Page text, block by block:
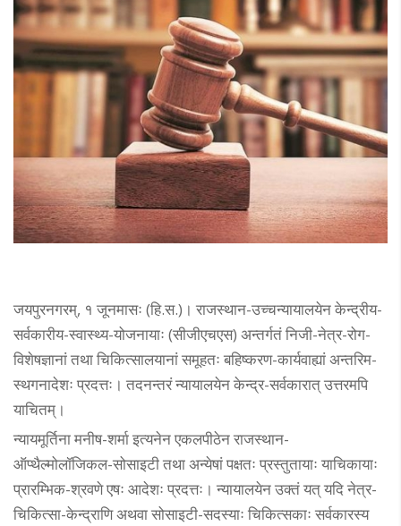
जयपुरनगरम्, १ जूनमासः (हि.स.)। राजस्थान-उच्चन्यायालयेन केन्द्रीय-
सर्वकारीय-स्वास्थ्य-योजनायाः (सीजीएचएस) अन्तर्गतं निजी-नेत्र-रोग-
विशेषज्ञानां तथा चिकित्सालयानां समूहतः बहिष्करण-कार्यवाह्यां अन्तरिम-
स्थगनादेशः प्रदत्तः। तदनन्तरं न्यायालयेन केन्द्र-सर्वकारात् उत्तरमपि
याचितम्।
न्यायमूर्तिना मनीष-शर्मा इत्यनेन एकलपीठेन राजस्थान-
ऑप्थैल्मोलॉजिकल-सोसाइटी तथा अन्येषां पक्षतः प्रस्तुतायाः याचिकायाः
प्रारम्भिक-श्रवणे एषः आदेशः प्रदत्तः। न्यायालयेन उक्तं यत् यदि नेत्र-
चिकित्सा-केन्द्राणि अथवा सोसाइटी-सदस्याः चिकित्सकाः सर्वकारस्य